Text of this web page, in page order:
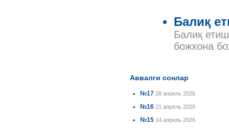
Балиқ
Балиқ
божхона
Аввалги сонлар
№17 28 апрель 2026
№16 21 апрель 2026
№15 14 апрель 2026